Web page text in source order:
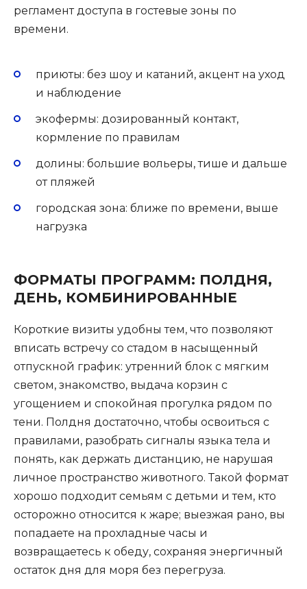
регламент доступа в гостевые зоны по
времени.
приюты: без шоу и катаний, акцент на уход
и наблюдение
экофермы: дозированный контакт,
кормление по правилам
долины: большие вольеры, тише и дальше
от пляжей
городская зона: ближе по времени, выше
нагрузка
ФОРМАТЫ ПРОГРАММ: ПОЛДНЯ,
ДЕНЬ, КОМБИНИРОВАННЫЕ
Короткие визиты удобны тем, что позволяют
вписать встречу со стадом в насыщенный
отпускной график: утренний блок с мягким
светом, знакомство, выдача корзин с
угощением и спокойная прогулка рядом по
тени. Полдня достаточно, чтобы освоиться с
правилами, разобрать сигналы языка тела и
понять, как держать дистанцию, не нарушая
личное пространство животного. Такой формат
хорошо подходит семьям с детьми и тем, кто
осторожно относится к жаре; выезжая рано, вы
попадаете на прохладные часы и
возвращаетесь к обеду, сохраняя энергичный
остаток дня для моря без перегруза.